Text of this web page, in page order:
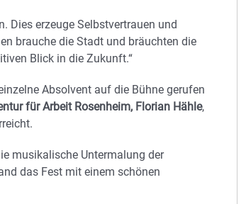
Dies erzeuge Selbstvertrauen und
brauche die Stadt und bräuchten die
Blick in die Zukunft.“
Absolvent auf die Bühne gerufen
für Arbeit Rosenheim, Florian Hähle,
musikalische Untermalung der
das Fest mit einem schönen